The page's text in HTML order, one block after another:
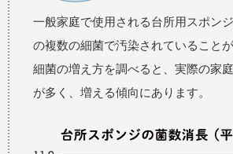
一般家庭で使用される台所用スポン
の複数の細菌で汚染されていること
細菌の増え方を調べると、実際の家
が多く、増える傾向にあります。